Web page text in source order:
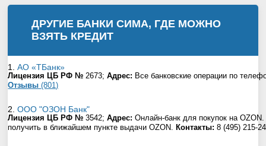
ДРУГИЕ БАНКИСИМА, ГДЕ МОЖНО
ВЗЯТЬ КРЕДИТ
1.АО «ТБанк»
Лицензия ЦБ РФ №2673;Адрес: Все банковские операции по
Отзывы(801)
2.ООО "ОЗОН Банк"
Лицензия ЦБ РФ №3542;Адрес: Онлайн-банк для покупок на
получить в ближайшем пункте выдачи OZON. Контакты: 8 (495) 215-